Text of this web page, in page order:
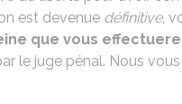
est devenue définitive,
que vous
le juge pénal. Nous